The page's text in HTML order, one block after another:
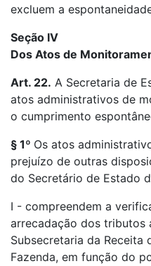
excluem a
Seção IV
Dos Atos de
Art. 22. A Secretaria de
atos administrativos de
o cumprimento
§ 1º Os atos
prejuízo de outras
do Secretário de Estado
I - compreendem a
arrecadação dos tributos
Subsecretaria da Receita
Fazenda, em função do